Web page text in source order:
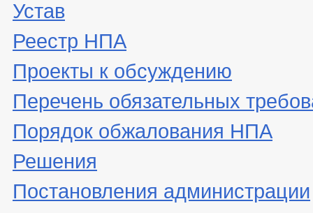
Устав
Реестр НПА
Проекты к обсуждению
Перечень обязательных
Порядок обжалования НПА
Решения
Постановления администрации